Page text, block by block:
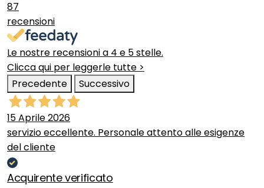
87
recensioni
Le nostre recensioni a 4 e 5 stelle.
Clicca qui per leggerle tutte >
Precedente
Successivo
15 Aprile 2026
servizio eccellente. Personale attento alle esigenze
del cliente
Acquirente verificato